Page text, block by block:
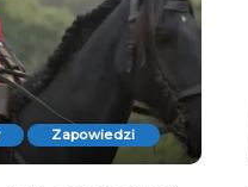
Zapowiedzi